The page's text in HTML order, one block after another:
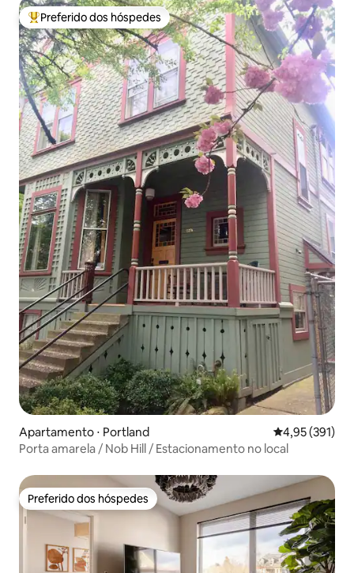
Entre os melhores preferidos dos hóspedes
Preferido dos hóspedes
Apartamento ⋅ Portland 4,95 de uma
4,95 (391)
Porta amarela / Nob Hill / Estacionamento no local
Preferido dos hóspedes
Preferido dos hóspedes